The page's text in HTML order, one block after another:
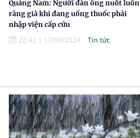
Quảng Nam: Người đàn ông nuốt luôn
răng giả khi đang uống thuốc phải
nhập viện cấp cứu
22:42 | 17/06/2024 Tin tức